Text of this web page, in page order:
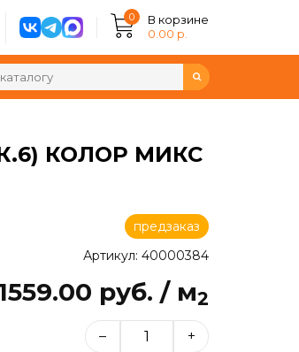
0
В корзине
0.00 р.
КОЛОР МИКС
предзаказ
Артикул: 40000384
руб. / м2
– +